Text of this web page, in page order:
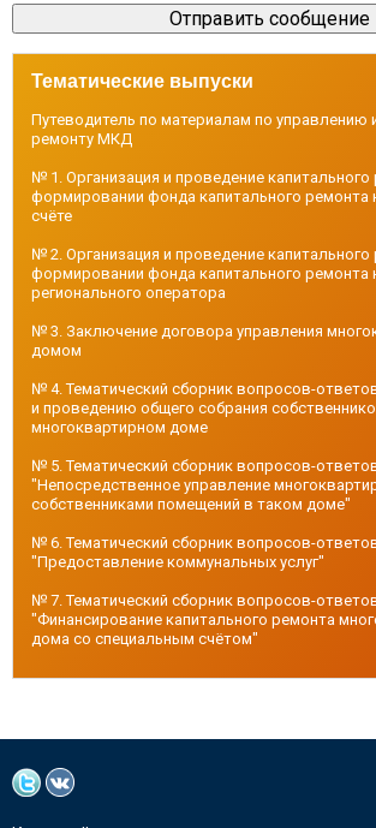
Тематические выпуски
Путеводитель по материалам по управлению
ремонту МКД
№ 1. Организация и проведение капитального
формировании фонда капитального ремонта
счёте
№ 2. Организация и проведение капитального
формировании фонда капитального ремонта
регионального оператора
№ 3. Заключение договора управления
домом
№ 4. Тематический сборник вопросов-
и проведению общего собрания
многоквартирном доме
№ 5. Тематический сборник вопросов-
"Непосредственное управление
собственниками помещений в таком доме"
№ 6. Тематический сборник вопросов-
"Предоставление коммунальных услуг"
№ 7. Тематический сборник вопросов-
"Финансирование капитального ремонта
дома со специальным счётом"